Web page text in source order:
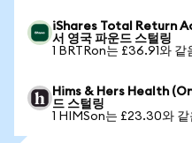
iShares Total Return
서 영국 파운드 스털링
1 BRTRon는 £36.91와 같
Hims & Hers Health
드 스털링
1 HIMSon는 £23.30와 같